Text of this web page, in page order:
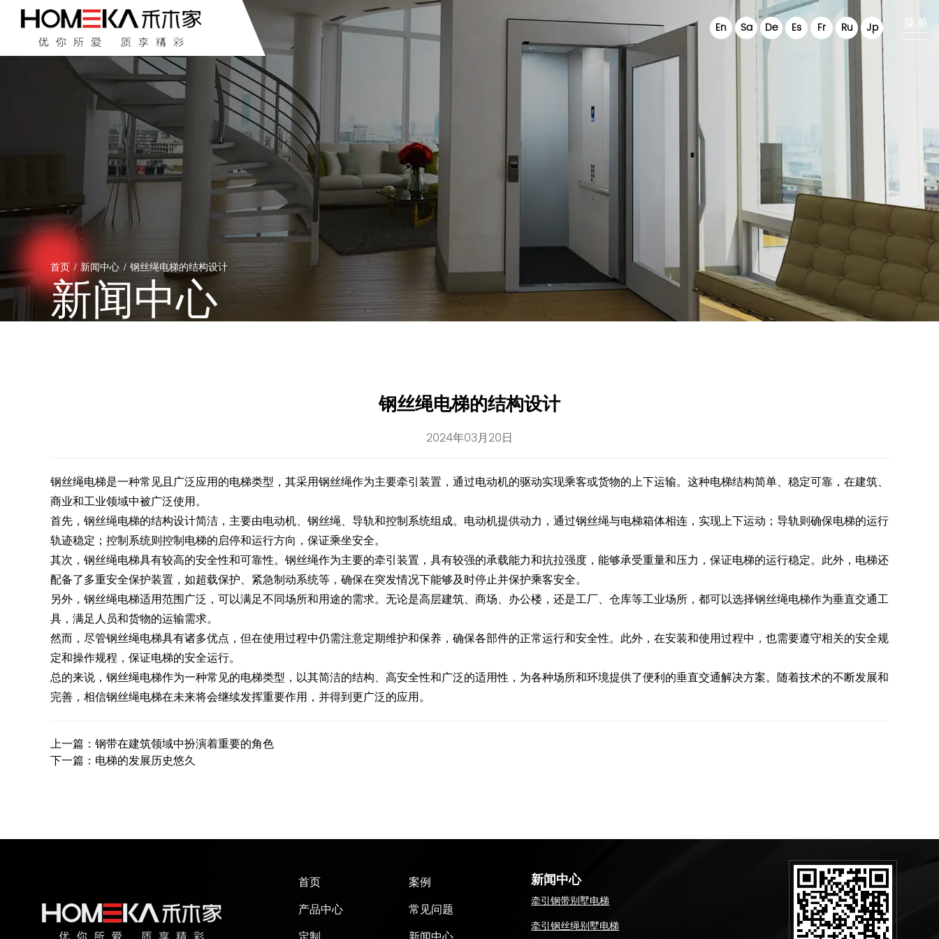
首页 产品中心 定制 新闻中心 联系我们 En Sa De Es Fr Ru Jp 菜单
首页 / 新闻中心 / 钢丝绳电梯的结构设计
新闻中心
钢丝绳电梯的结构设计
2024年03月20日
钢丝绳电梯是一种常见且广泛应用的电梯类型，其采用钢丝绳作为主要牵引装置，通过电动机的驱动实现乘客或货物的上下运输。这种电梯结构简单、稳定可靠，在建筑、
商业和工业领域中被广泛使用。
首先，钢丝绳电梯的结构设计简洁，主要由电动机、钢丝绳、导轨和控制系统组成。电动机提供动力，通过钢丝绳与电梯箱体相连，实现上下运动；导轨则确保电梯的运行
轨迹稳定；控制系统则控制电梯的启停和运行方向，保证乘坐安全。
其次，钢丝绳电梯具有较高的安全性和可靠性。钢丝绳作为主要的牵引装置，具有较强的承载能力和抗拉强度，能够承受重量和压力，保证电梯的运行稳定。此外，电梯还
配备了多重安全保护装置，如超载保护、紧急制动系统等，确保在突发情况下能够及时停止并保护乘客安全。
另外，钢丝绳电梯适用范围广泛，可以满足不同场所和用途的需求。无论是高层建筑、商场、办公楼，还是工厂、仓库等工业场所，都可以选择钢丝绳电梯作为垂直交通工
具，满足人员和货物的运输需求。
然而，尽管钢丝绳电梯具有诸多优点，但在使用过程中仍需注意定期维护和保养，确保各部件的正常运行和安全性。此外，在安装和使用过程中，也需要遵守相关的安全规
定和操作规程，保证电梯的安全运行。
总的来说，钢丝绳电梯作为一种常见的电梯类型，以其简洁的结构、高安全性和广泛的适用性，为各种场所和环境提供了便利的垂直交通解决方案。随着技术的不断发展和
完善，相信钢丝绳电梯在未来将会继续发挥重要作用，并得到更广泛的应用。
上一篇：钢带在建筑领域中扮演着重要的角色
下一篇：电梯的发展历史悠久
首页
产品中心
案例
常见问题
新闻中心
牵引钢带别墅电梯
牵引钢丝绳别墅电梯